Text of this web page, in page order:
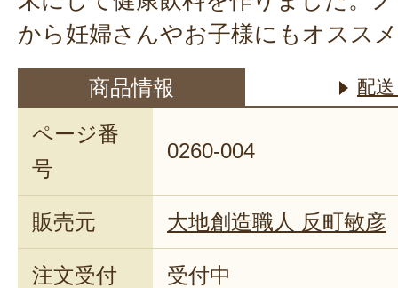
から妊婦さんやお子様にもオスス
商品情報 配
ページ番
号
0260-004
販売元 大地創造職人 反町敏彦
注文受付 受付中